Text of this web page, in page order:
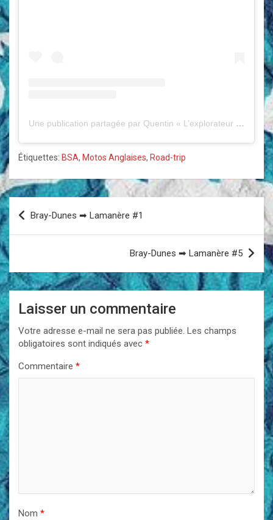
Une publication partagée par Quentin « L’explorateur à moto » (@lexplorateuramoto)
Étiquettes: BSA, Motos Anglaises, Road-trip
Navigation
de
l’article
Bray-Dunes ➡ Lamanère #1
Bray-Dunes ➡ Lamanère #5
Laisser un commentaire
Votre adresse e-mail ne sera pas publiée. Les champs
obligatoires sont indiqués avec *
Commentaire *
Nom *